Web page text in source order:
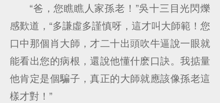
“爸，您瞧瞧人家孫老！”吳十三目光閃爍
感歎道，“多謙虛多謹慎呀，這才叫大師範！您
口中那個肖大師，才二十出頭吹牛逼說一眼就
能看出您的病根，還說他懂什麽口訣。我掂量
他肯定是個騙子，真正的大師就應該像孫老這
樣才對！”